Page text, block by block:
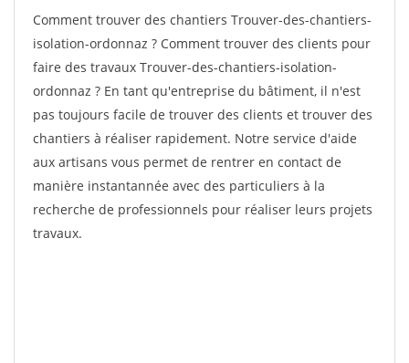
Comment trouver des chantiers Trouver-des-chantiers-
isolation-ordonnaz ? Comment trouver des clients pour
faire des travaux Trouver-des-chantiers-isolation-
ordonnaz ? En tant qu'entreprise du bâtiment, il n'est
pas toujours facile de trouver des clients et trouver des
chantiers à réaliser rapidement. Notre service d'aide
aux artisans vous permet de rentrer en contact de
manière instantannée avec des particuliers à la
recherche de professionnels pour réaliser leurs projets
travaux.